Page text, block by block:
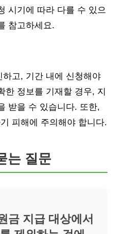
시기에 따라 다를 수 있으
참고하세요.
고, 기간 내에 신청해야
한 정보를 기재할 경우, 지
받을 수 있습니다. 또한,
피해에 주의해야 합니다.
는 질문
금 지급 대상에서